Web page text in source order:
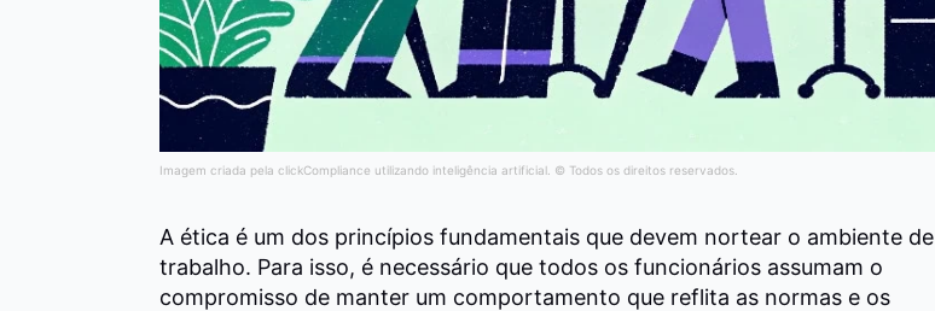
Imagem criada pela clickCompliance utilizando inteligência artificial. © Todos os direitos reservados.
A ética é um dos princípios fundamentais que devem nortear o ambiente de
trabalho. Para isso, é necessário que todos os funcionários assumam o
compromisso de manter um comportamento que reflita as normas e os